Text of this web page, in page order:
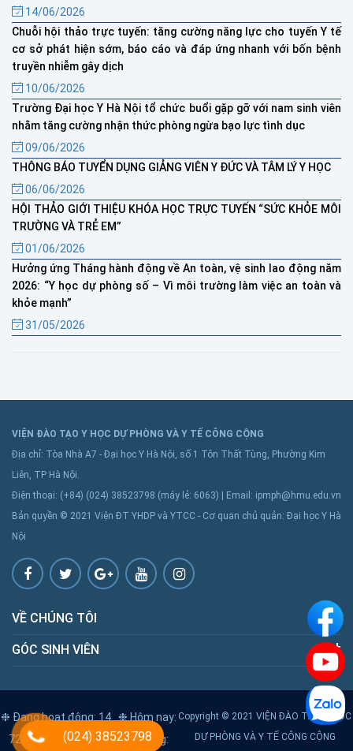
14/06/2026
Chuỗi hội thảo trực tuyến: tăng cường năng lực cho tuyến Y tế
cơ sở phát hiện sớm, báo cáo và đáp ứng nhanh với bốn bệnh
truyền nhiễm gây dịch
10/06/2026
Trường Đại học Y Hà Nội tổ chức buổi gặp gỡ với nam sinh viên
nhằm tăng cường nhận thức phòng ngừa bạo lực tình dục
09/06/2026
THÔNG BÁO TUYỂN DỤNG GIẢNG VIÊN Y ĐỨC VÀ TÂM LÝ Y HỌC
06/06/2026
HỘI THẢO GIỚI THIỆU KHÓA HỌC TRỰC TUYẾN “SỨC KHỎE MÔI
TRƯỜNG VÀ TRẺ EM”
01/06/2026
Hưởng ứng Tháng hành động về An toàn, vệ sinh lao động năm
2026: “Y học dự phòng số – Vì môi trường làm việc an toàn và
khỏe mạnh”
31/05/2026
VIỆN ĐÀO TẠO Y HỌC DỰ PHÒNG VÀ Y TẾ CÔNG CỘNG
Địa chỉ: Tòa Nhà A7 - Đại học Y Hà Nội, số 1 Tôn Thất Tùng, Phường Kim
Liên, TP Hà Nội.
Điện thoại: (+84) (024) 38523798 (máy lẻ: 6063) | Email: ipmph@hmu.edu.vn
Bản quyền © 2021 Viện ĐT YHDP và YTCC - Cơ quan chủ quản: Đại học Y Hà
Nội
VỀ CHÚNG TÔI
GÓC SINH VIÊN
❉ Đang hoạt động: 14 ❉ Hôm nay:
725 ❉ Hôm qua: 2444 ❉ Tổng:
Copyright © 2021 VIỆN ĐÀO TẠO Y HỌC
DỰ PHÒNG VÀ Y TẾ CÔNG CỘNG
(024) 38523798